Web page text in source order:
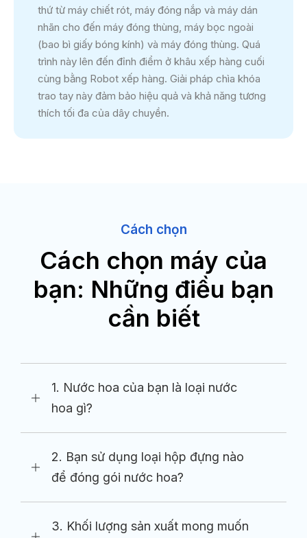
thứ từ máy chiết rót, máy đóng nắp và máy dán
nhãn cho đến máy đóng thùng, máy bọc ngoài
(bao bì giấy bóng kính) và máy đóng thùng. Quá
trình này lên đến đỉnh điểm ở khâu xếp hàng cuối
cùng bằng Robot xếp hàng. Giải pháp chìa khóa
trao tay này đảm bảo hiệu quả và khả năng tương
thích tối đa của dây chuyền.
Cách chọn
Cách chọn máy của
bạn: Những điều bạn
cần biết
1. Nước hoa của bạn là loại nước
hoa gì?
2. Bạn sử dụng loại hộp đựng nào
để đóng gói nước hoa?
3. Khối lượng sản xuất mong muốn